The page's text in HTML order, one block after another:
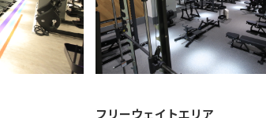
フリーウェイトエリア